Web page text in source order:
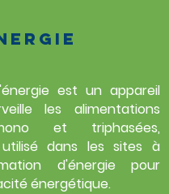
est un appareil
les alimentations
et triphasées,
utilisé dans les sites à
d'énergie pour
énergétique.